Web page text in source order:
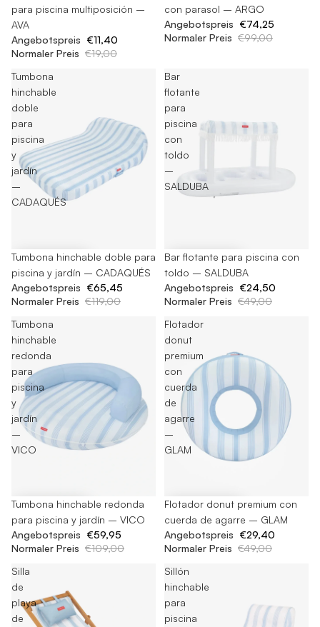
para piscina multiposición –
AVA
Angebotspreis €11,40
Normaler Preis €19,00
con parasol – ARGO
Angebotspreis €74,25
Normaler Preis €99,00
Tumbona
hinchable
doble
para
piscina
y
jardín
–
CADAQUÉS
-45%
Tumbona hinchable doble para
piscina y jardín – CADAQUÉS
Angebotspreis €65,45
Normaler Preis €119,00
Bar
flotante
para
piscina
con
toldo
–
SALDUBA
-50%
Bar flotante para piscina con
toldo – SALDUBA
Angebotspreis €24,50
Normaler Preis €49,00
Tumbona
hinchable
redonda
para
piscina
y
jardín
–
VICO
-45%
Tumbona hinchable redonda
para piscina y jardín – VICO
Angebotspreis €59,95
Normaler Preis €109,00
Flotador
donut
premium
con
cuerda
de
agarre
–
GLAM
-40%
Flotador donut premium con
cuerda de agarre – GLAM
Angebotspreis €29,40
Normaler Preis €49,00
Silla
de
playa
de
Sillón
hinchable
para
piscina